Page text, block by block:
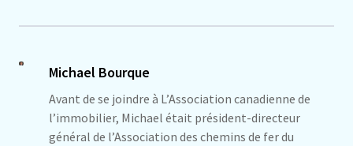
Michael Bourque
Avant de se joindre à L’Association canadienne de
l’immobilier, Michael était président-directeur
général de l’Association des chemins de fer du